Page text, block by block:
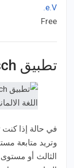
e.V.
Free
تطبيق B1 Deutsch‏
في حالة إذا كنت
وتريد متابعة
الثالث أو